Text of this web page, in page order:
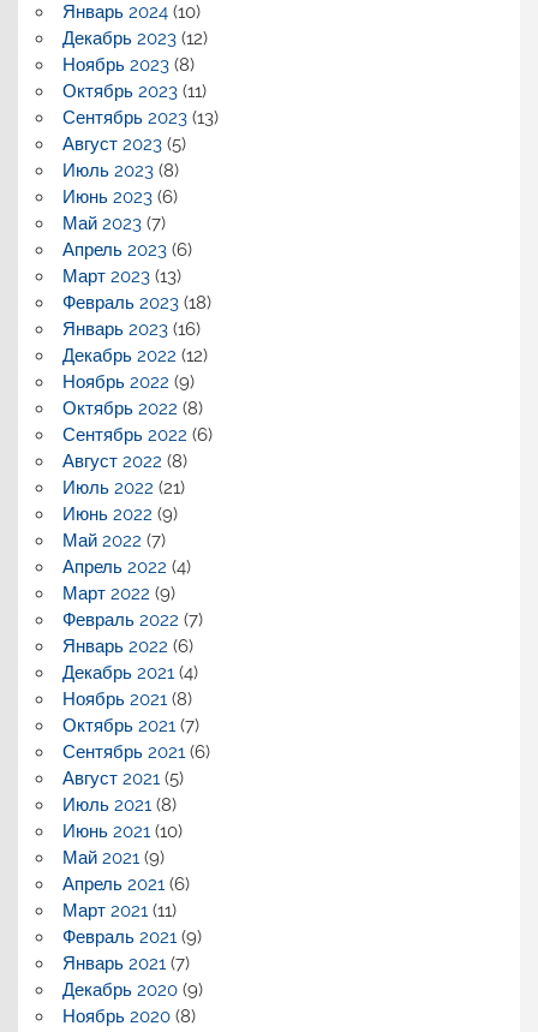
Январь 2024(10)
Декабрь 2023(12)
Ноябрь 2023(8)
Октябрь 2023(11)
Сентябрь 2023(13)
Август 2023(5)
Июль 2023(8)
Июнь 2023(6)
Май 2023(7)
Апрель 2023(6)
Март 2023(13)
Февраль 2023(18)
Январь 2023(16)
Декабрь 2022 (12)
Ноябрь 2022 (9)
Октябрь 2022 (8)
Сентябрь 2022 (6)
Август 2022 (8)
Июль 2022 (21)
Июнь 2022 (9)
Май 2022 (7)
Апрель 2022 (4)
Март 2022 (9)
Февраль 2022 (7)
Январь 2022 (6)
Декабрь 2021(4)
Ноябрь 2021(8)
Октябрь 2021(7)
Сентябрь 2021(6)
Август 2021(5)
Июль 2021(8)
Июнь 2021(10)
Май 2021(9)
Апрель 2021(6)
Март 2021(11)
Февраль 2021(9)
Январь 2021(7)
Декабрь 2020(9)
Ноябрь 2020(8)